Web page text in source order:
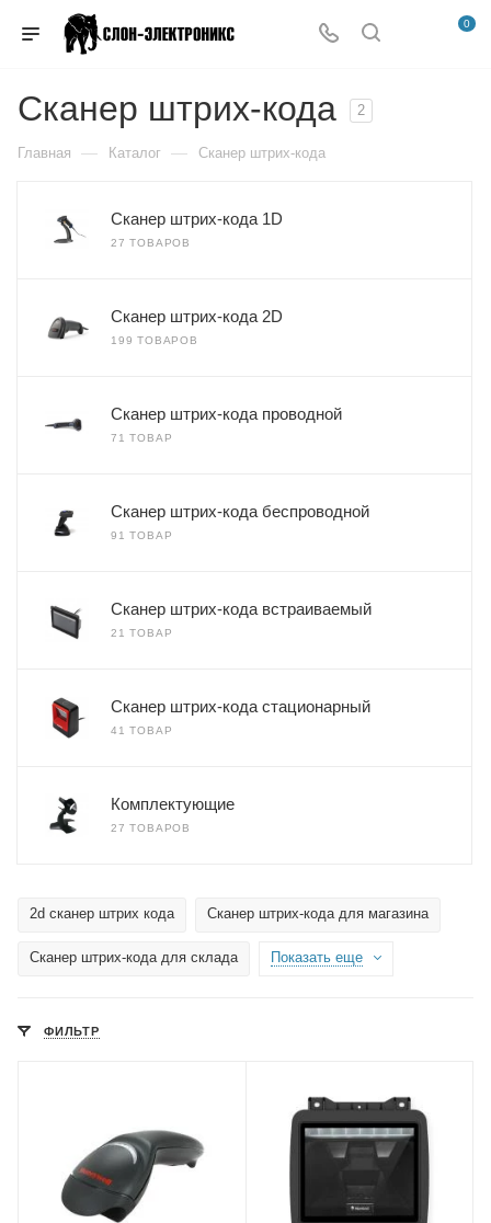
0
Сканер штрих-кода 2
Главная — Каталог — Сканер штрих-кода
Сканер штрих-кода 1D
27 ТОВАРОВ
Сканер штрих-кода 2D
199 ТОВАРОВ
Сканер штрих-кода проводной
71 ТОВАР
Сканер штрих-кода беспроводной
91 ТОВАР
Сканер штрих-кода встраиваемый
21 ТОВАР
Сканер штрих-кода стационарный
41 ТОВАР
Комплектующие
27 ТОВАРОВ
2d сканер штрих кода Сканер штрих-кода для магазина
Сканер штрих-кода для склада Показать еще
ФИЛЬТР